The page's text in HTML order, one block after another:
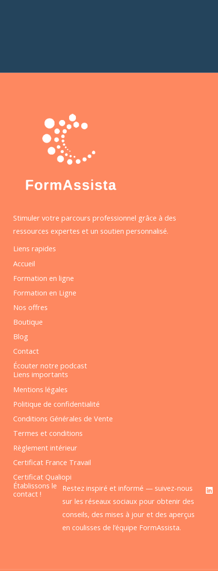
Stimuler votre parcours professionnel grâce à des
ressources expertes et un soutien personnalisé.
Liens rapides
Accueil
Formation en ligne
Formation en Ligne
Nos offres
Boutique
Blog
Contact
Écouter notre podcast
Liens importants
Mentions légales
Politique de confidentialité
Conditions Générales de Vente
Termes et conditions
Règlement intérieur
Certificat France Travail
Certificat Qualiopi
Établissons le
contact !
Restez inspiré et informé — suivez-nous
sur les réseaux sociaux pour obtenir des
conseils, des mises à jour et des aperçus
en coulisses de l’équipe FormAssista.
F
a
L
i